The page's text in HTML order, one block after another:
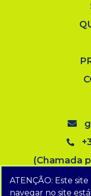
ATENÇÃO: Este
navegar no site
(Chamada